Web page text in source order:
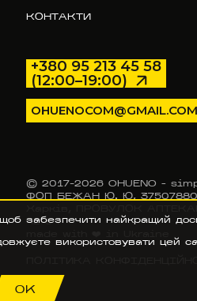
КОНТАКТИ
+380 95 213 45 58
(12:00–19:00)
OHUENOCOM@GMAIL.COM
© 2017–2026 OHUENO -
ФОП БЕЖАН Ю. Ю, 37507880,
Харків, ПРОВУЛОК
42 94
забезпечити найкращий
використовувати цей
OK